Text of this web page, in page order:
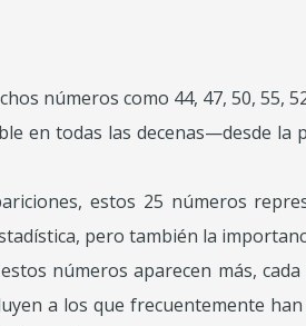
números como 44, 47, 50, 55,
en todas las decenas—desde la
estos 25 números
pero también la
números aparecen más,
a los que frecuentemente